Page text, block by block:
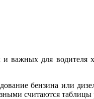
для водителя
бензина или
считаются таблицы